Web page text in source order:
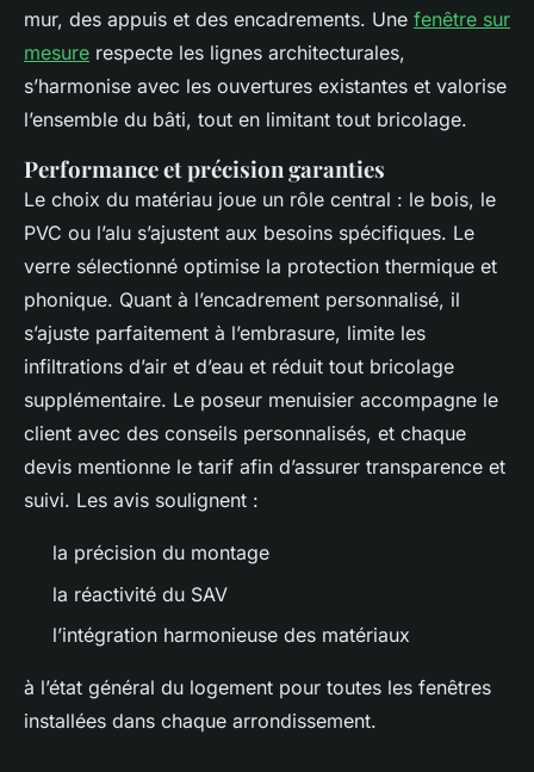
mur, des appuis et des encadrements. Une fenêtre sur
mesure respecte les lignes architecturales,
s’harmonise avec les ouvertures existantes et valorise
l’ensemble du bâti, tout en limitant tout bricolage.
Performance et précision garanties
Le choix du matériau joue un rôle central : le bois, le
PVC ou l’alu s’ajustent aux besoins spécifiques. Le
verre sélectionné optimise la protection thermique et
phonique. Quant à l’encadrement personnalisé, il
s’ajuste parfaitement à l’embrasure, limite les
infiltrations d’air et d’eau et réduit tout bricolage
supplémentaire. Le poseur menuisier accompagne le
client avec des conseils personnalisés, et chaque
devis mentionne le tarif afin d’assurer transparence et
suivi. Les avis soulignent :
la précision du montage
la réactivité du SAV
l’intégration harmonieuse des matériaux
à l’état général du logement pour toutes les fenêtres
installées dans chaque arrondissement.